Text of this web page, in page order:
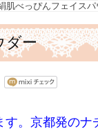
肌べっぴんフェイスパ
ダー
す。京都発の